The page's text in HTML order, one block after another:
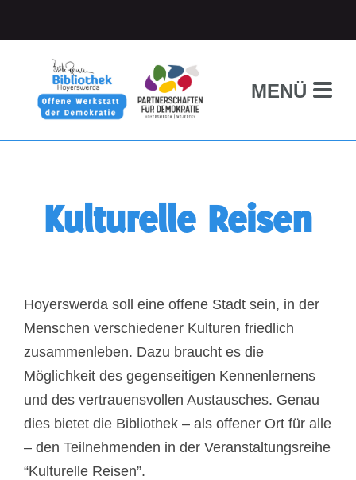
MENÜ
Kulturelle Reisen
Hoyerswerda soll eine offene Stadt sein, in der
Menschen verschiedener Kulturen friedlich
zusammenleben. Dazu braucht es die
Möglichkeit des gegenseitigen Kennenlernens
und des vertrauensvollen Austausches. Genau
dies bietet die Bibliothek – als offener Ort für alle
– den Teilnehmenden in der Veranstaltungsreihe
“Kulturelle Reisen”.